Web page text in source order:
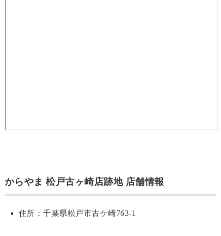
からやま 松戸古ヶ崎店跡地 店舗情報
住所：千葉県松戸市古ケ崎763-1